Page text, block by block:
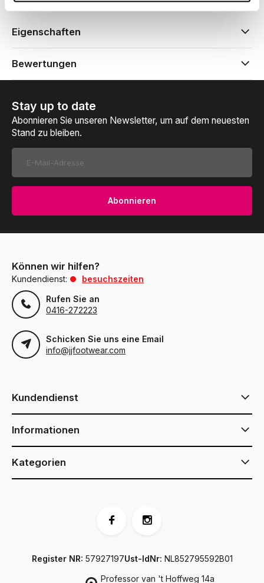
Eigenschaften
Bewertungen
Stay up to date
Abonnieren Sie unseren Newsletter, um auf dem neuesten
Stand zu bleiben.
Abonnieren
Können wir hilfen?
Kundendienst:
besuchszeiten
Rufen Sie an
0416-272223
Schicken Sie uns eine Email
info@jjfootwear.com
Kundendienst
Informationen
Kategorien
Professor van 't Hoffweg 14a
Register NR: 57927197Ust-IdNr: NL852795592B01